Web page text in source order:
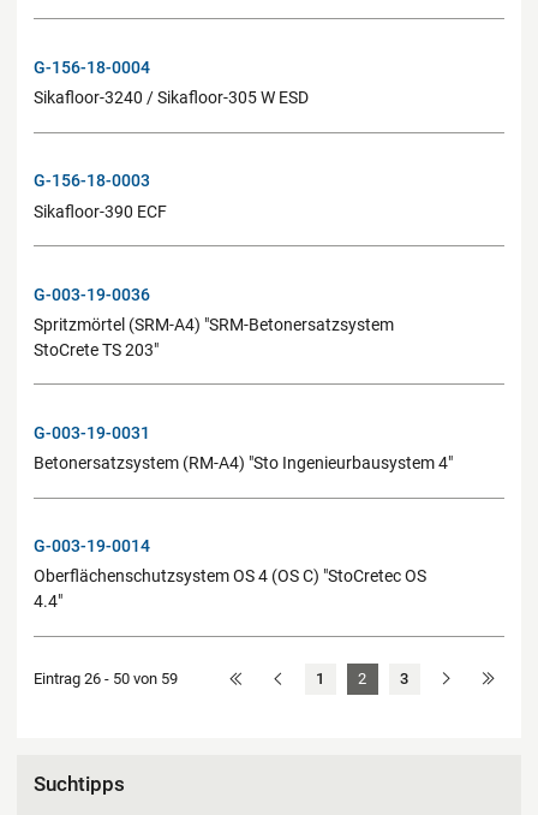
G-156-18-0004
Sikafloor-3240 / Sikafloor-305 W ESD
G-156-18-0003
Sikafloor-390 ECF
G-003-19-0036
Spritzmörtel (SRM-A4) "SRM-Betonersatzsystem
StoCrete TS 203"
G-003-19-0031
Betonersatzsystem (RM-A4) "Sto Ingenieurbausystem 4"
G-003-19-0014
Oberflächenschutzsystem OS 4 (OS C) "StoCretec OS
4.4"
Eintrag 26 - 50 von 59 1 2 3
Suchtipps